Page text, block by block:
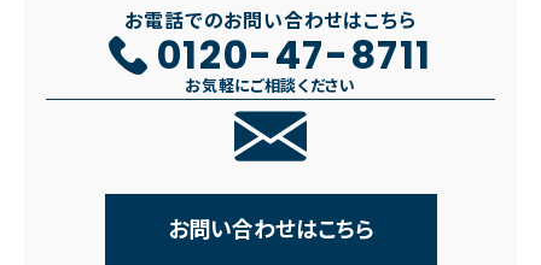
お電話でのお問い合わせはこちら
0120-47-8711
お気軽にご相談ください
お問い合わせはこちら